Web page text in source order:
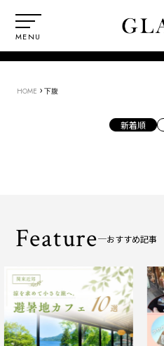
MENU
HOME › 下腹
新着順
Feature おすすめ記事